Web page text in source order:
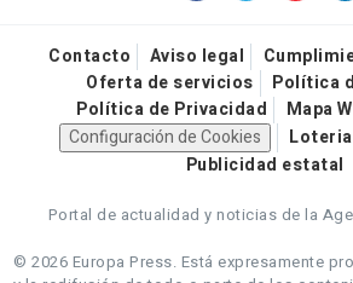
Contacto Aviso legal
Oferta de servicios
Política
Política de Privacidad
Mapa
Configuración de Cookies
Publicidad estatal
Portal de actualidad y noticias de la
© 2026 Europa Press. Está expresamente